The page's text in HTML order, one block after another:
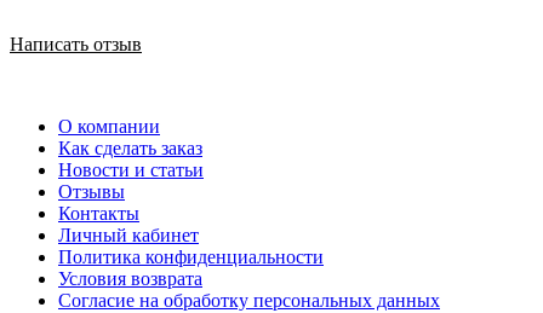
Написать отзыв
О компании
Как сделать заказ
Новости и статьи
Отзывы
Контакты
Личный кабинет
Политика конфиденциальности
Условия возврата
Согласие на обработку персональных данных